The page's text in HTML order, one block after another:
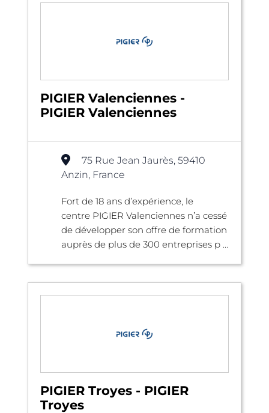
PIGIER Valenciennes -
PIGIER Valenciennes
75 Rue Jean Jaurès, 59410
Anzin, France
Fort de 18 ans d’expérience, le
centre PIGIER Valenciennes n’a cessé
de développer son offre de formation
auprès de plus de 300 entreprises p ...
PIGIER Troyes - PIGIER
Troyes